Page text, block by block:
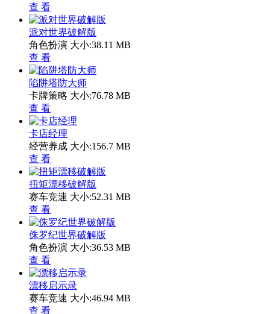
查 看
派对世界破解版
角色扮演 大小:38.11 MB
查 看
陷阱塔防大师
卡牌策略 大小:76.78 MB
查 看
卡店经理
经营养成 大小:156.7 MB
查 看
扭矩漂移破解版
赛车竞速 大小:52.31 MB
查 看
侏罗纪世界破解版
角色扮演 大小:36.53 MB
查 看
漂移启示录
赛车竞速 大小:46.94 MB
查 看